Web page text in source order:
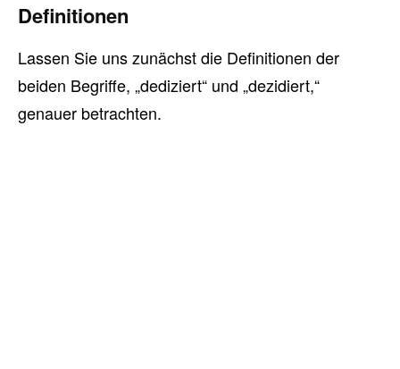
Definitionen
Lassen Sie uns zunächst die Definitionen der
beiden Begriffe, „dediziert“ und „dezidiert,“
genauer betrachten.